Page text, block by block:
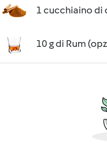
1 cucchiaino di
10 g di Rum